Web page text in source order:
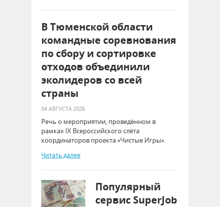
В Тюменской области
командные соревнования
по сбору и сортировке
отходов объединили
эколидеров со всей
страны
04 АВГУСТА 2026
Речь о мероприятии, проведённом в
рамках IX Всероссийского слёта
координаторов проекта «Чистые Игры».
Читать далее
Популярный
сервис SuperJob